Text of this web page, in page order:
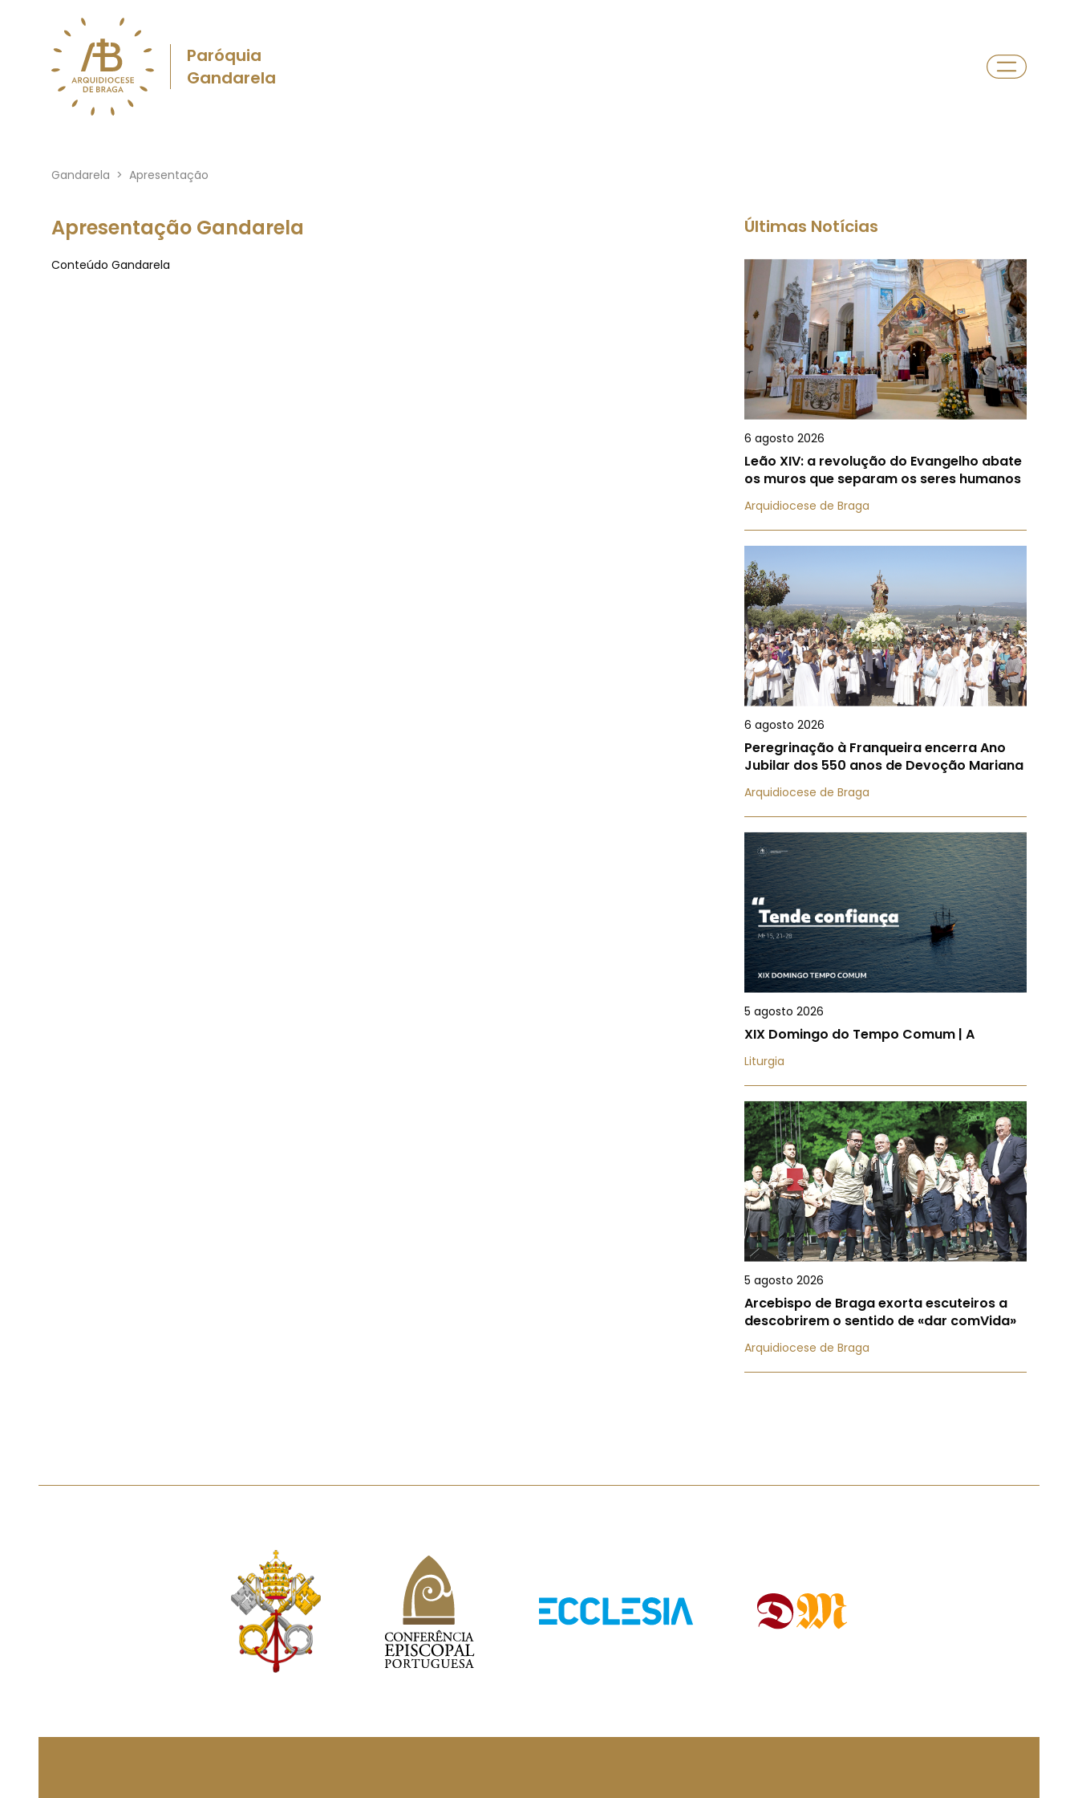
Paróquia
Gandarela
Gandarela > Apresentação
Apresentação Gandarela
Conteúdo Gandarela
Últimas Notícias
6 agosto 2026
Leão XIV: a revolução do Evangelho abate
os muros que separam os seres humanos
Arquidiocese de Braga
6 agosto 2026
Peregrinação à Franqueira encerra Ano
Jubilar dos 550 anos de Devoção Mariana
Arquidiocese de Braga
5 agosto 2026
XIX Domingo do Tempo Comum | A
Liturgia
5 agosto 2026
Arcebispo de Braga exorta escuteiros a
descobrirem o sentido de «dar comVida»
Arquidiocese de Braga